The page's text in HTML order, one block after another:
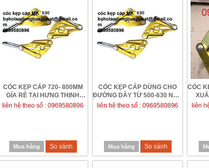
CÓC KẸP CÁP 720- 800MM
GÍA RẺ TẠI HƯNG THỊNH
PHÁT
liên hệ theo số : 0969580896
Mua hàng So sánh
CÓC KẸP CÁP DÙNG CHO
ĐƯỜNG DÂY TỪ 500-630 NGK
liên hệ theo số : 0969580896
Mua hàng So sánh
CÓC
liên